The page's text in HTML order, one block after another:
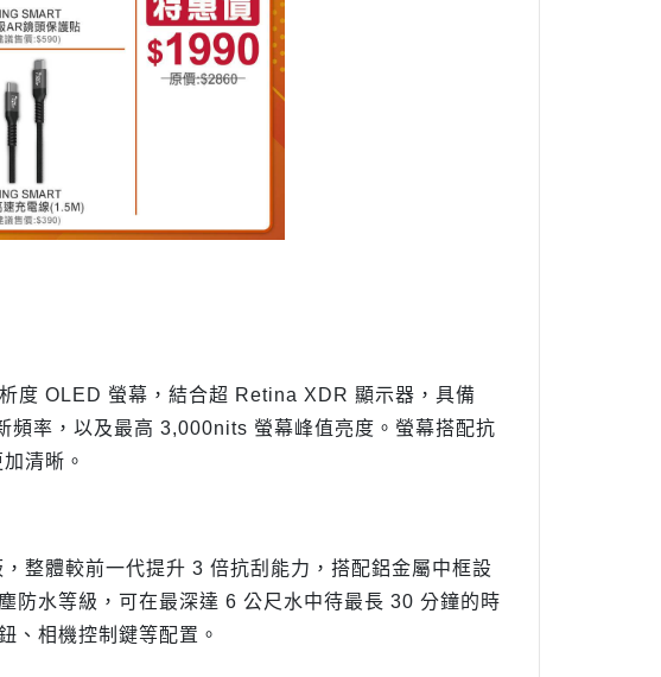
OLED 螢幕，結合超 Retina XDR 顯示器，具備
率，以及最高 3,000nits 螢幕峰值亮度。螢幕搭配抗
清晰。
整體較前一代提升 3 倍抗刮能力，搭配鋁金屬中框設
水等級，可在最深達 6 公尺水中待最長 30 分鐘的時
、相機控制鍵等配置。